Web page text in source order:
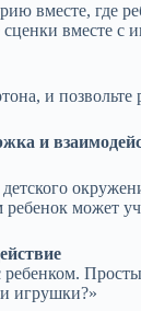
вместе, где
вместе с
и
и
может
игрушки?»